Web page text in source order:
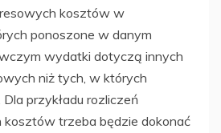
kosztów w
ponoszone w danym
wydatki dotyczą innych
niż tych, w których
przykładu rozliczeń
trzeba będzie dokonać